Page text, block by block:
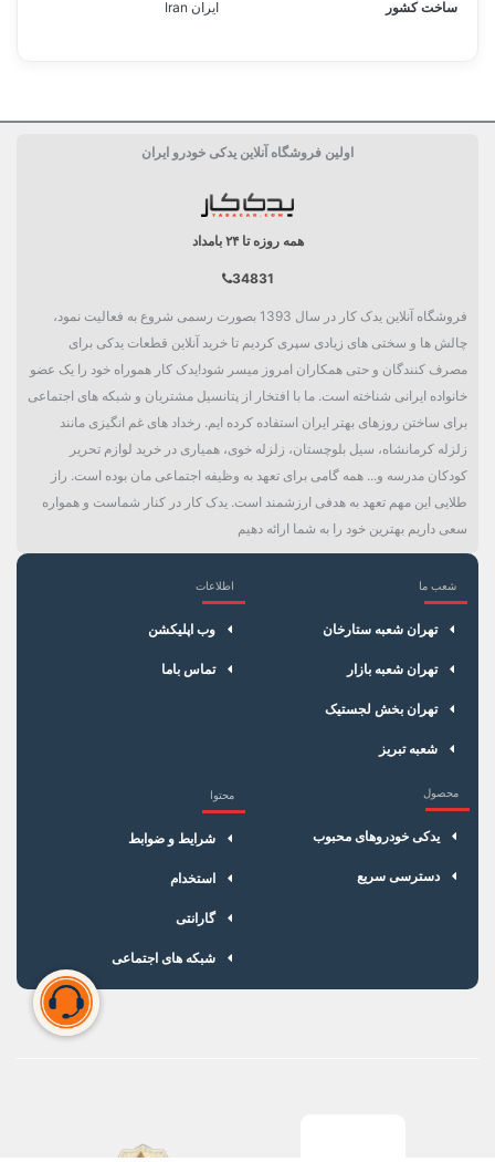
ساخت کشور ایران Iran
اولین فروشگاه آنلاین یدکی خودرو ایران
همه روزه تا ۲۴ بامداد
34831
فروشگاه آنلاین یدک کار در سال 1393 بصورت رسمی شروع به فعالیت نمود،
چالش ها و سختی های زیادی سپری کردیم تا خرید آنلاین قطعات یدکی برای
مصرف کنندگان و حتی همکاران امروز میسر شود!یدک کار هموراه خود را یک عضو
خانواده ایرانی شناخته است. ما با افتخار از پتانسیل مشتریان و شبکه های اجتماعی
برای ساختن روزهای بهتر ایران استفاده کرده ایم. رخداد های غم انگیزی مانند
زلزله کرمانشاه، سیل بلوچستان، زلزله خوی، همیاری در خرید لوازم تحریر
کودکان مدرسه و... همه گامی برای تعهد به وظیفه اجتماعی مان بوده است. راز
طلایی این مهم تعهد به هدفی ارزشمند است. یدک کار در کنار شماست و همواره
سعی داریم بهترین خود را به شما ارائه دهیم
شعب ما
تهران شعبه ستارخان
تهران شعبه بازار
تهران بخش لجستیک
شعبه تبریز
اطلاعات
وب اپلیکشن
تماس باما
محصول
یدکی خودروهای محبوب
دسترسی سریع
محتوا
شرایط و ضوابط
استخدام
گارانتی
شبکه های اجتماعی
×